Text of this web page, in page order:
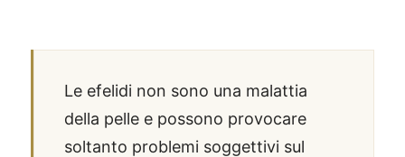
Le efelidi non sono una malattia
della pelle e possono provocare
soltanto problemi soggettivi sul